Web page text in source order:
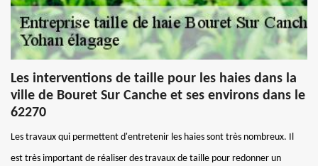
Les interventions de taille pour les haies dans la
ville de Bouret Sur Canche et ses environs dans le
62270
Les travaux qui permettent d'entretenir les haies sont très nombreux. Il
est très important de réaliser des travaux de taille pour redonner un